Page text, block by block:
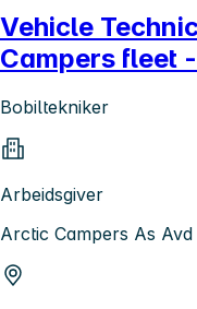
Vehicle
Campers fleet
Bobiltekniker
Arbeidsgiver
Arctic Campers As